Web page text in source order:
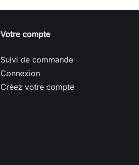
Votre compte
Suivi de commande
Connexion
Créez votre compte